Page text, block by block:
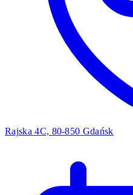
Rajska 4C, 80-850 Gdańsk